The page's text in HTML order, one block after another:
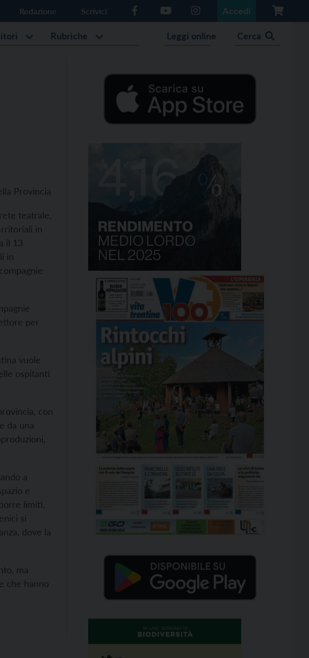
Redazione Scrivici Accedi
Rubriche Leggi online Cerca
Provincia
teatrale,
in
il 13
in
per
vuole
ospitanti
con
da una
a
e
limiti,
si
dove la
ma
che hanno